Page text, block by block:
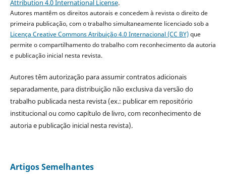
Attribution 4.0 International License.
Autores mantêm os direitos autorais e concedem à revista o direito de
primeira publicação, com o trabalho simultaneamente licenciado sob a
Licença Creative Commons Atribuição 4.0 Internacional (CC BY)que
permite o compartilhamento do trabalho com reconhecimento da autoria
e publicação inicial nesta revista.
Autores têm autorização para assumir contratos adicionais
separadamente, para distribuição não exclusiva da versão do
trabalho publicada nesta revista (ex.: publicar em repositório
institucional ou como capítulo de livro, com reconhecimento de
autoria e publicação inicial nesta revista).
Artigos Semelhantes